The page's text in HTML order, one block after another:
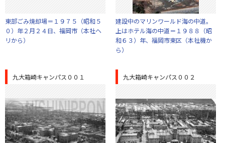
東部ごみ焼却場＝１９７５（昭和５
０）年２月２４日、福岡市（本社ヘ
リから）
建設中のマリンワールド海の中道。
上はホテル海の中道＝１９８８（昭
和６３）年、福岡市東区（本社機か
ら）
九大箱崎キャンパス００１ 九大箱崎キャンパス００２